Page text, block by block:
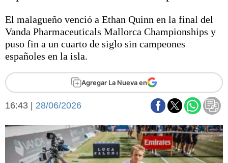
Deportes
Escenario Olímpico
Liga del Sur
Básquetbol
Federal A
Arte y cultura
Aplausos
Economía y finanzas
Con el campo
Espacio empresas
Sociedad y tiempo
Sociedad
El malagueño venció a Ethan Quinn en la final del
Vanda Pharmaceuticals Mallorca Championships y
puso fin a un cuarto de siglo sin campeones
españoles en la isla.
Agregar La Nueva en
16:43 | 28/06/2026